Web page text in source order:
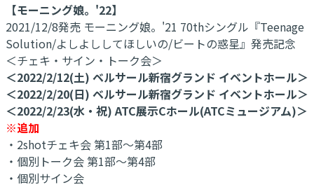
【モーニング娘。'22】
2021/12/8発売 モーニング娘。'21 70thシングル『Teenage
Solution/よしよししてほしいの/ビートの惑星』発売記念
＜チェキ・サイン・トーク会＞
＜2022/2/12(土) ベルサール新宿グランド イベントホール＞
＜2022/2/20(日) ベルサール新宿グランド イベントホール＞
＜2022/2/23(水・祝) ATC展示Cホール(ATCミュージアム)＞
※追加
・2shotチェキ会 第1部～第4部
・個別トーク会 第1部～第4部
・個別サイン会